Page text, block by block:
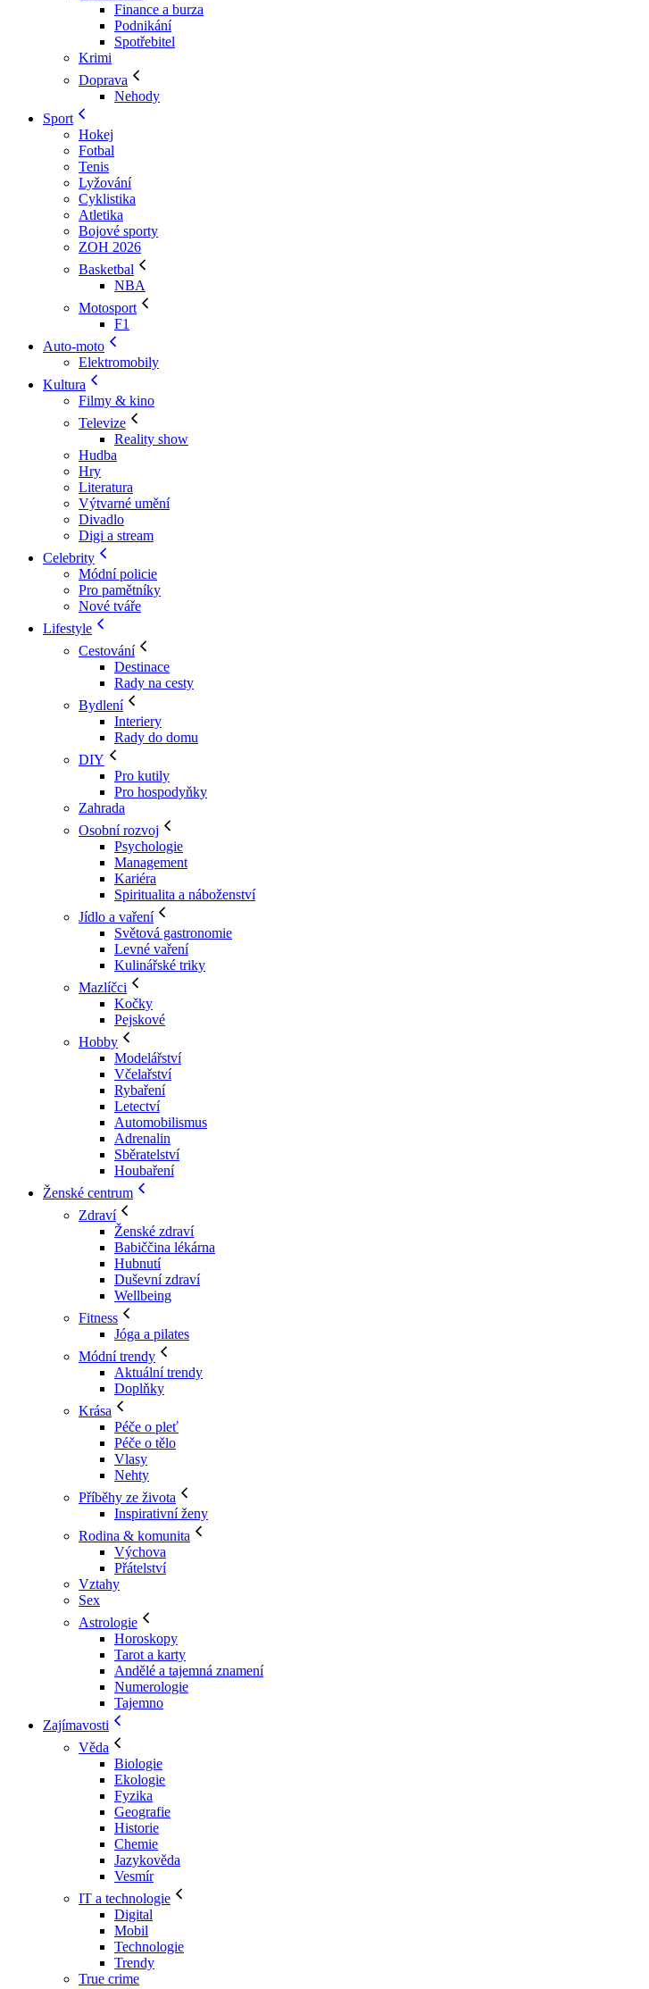
Finance a burza
Podnikání
Spotřebitel
Krimi
Doprava
Nehody
Sport
Hokej
Fotbal
Tenis
Lyžování
Cyklistika
Atletika
Bojové sporty
ZOH 2026
Basketbal
NBA
Motosport
F1
Auto-moto
Elektromobily
Kultura
Filmy & kino
Televize
Reality show
Hudba
Hry
Literatura
Výtvarné umění
Divadlo
Digi a stream
Celebrity
Módní policie
Pro pamětníky
Nové tváře
Lifestyle
Cestování
Destinace
Rady na cesty
Bydlení
Interiery
Rady do domu
DIY
Pro kutily
Pro hospodyňky
Zahrada
Osobní rozvoj
Psychologie
Management
Kariéra
Spiritualita a náboženství
Jídlo a vaření
Světová gastronomie
Levné vaření
Kulinářské triky
Mazlíčci
Kočky
Pejskové
Hobby
Modelářství
Včelařství
Rybaření
Letectví
Automobilismus
Adrenalin
Sběratelství
Houbaření
Ženské centrum
Zdraví
Ženské zdraví
Babiččina lékárna
Hubnutí
Duševní zdraví
Wellbeing
Fitness
Jóga a pilates
Módní trendy
Aktuální trendy
Doplňky
Krása
Péče o pleť
Péče o tělo
Vlasy
Nehty
Příběhy ze života
Inspirativní ženy
Rodina & komunita
Výchova
Přátelství
Vztahy
Sex
Astrologie
Horoskopy
Tarot a karty
Andělé a tajemná znamení
Numerologie
Tajemno
Zajímavosti
Věda
Biologie
Ekologie
Fyzika
Geografie
Historie
Chemie
Jazykověda
Vesmír
IT a technologie
Digital
Mobil
Technologie
Trendy
True crime